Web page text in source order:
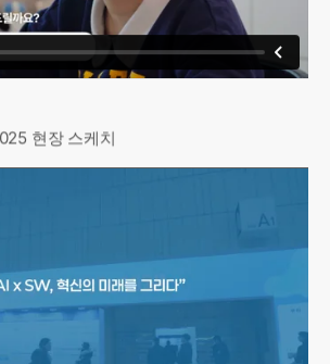
현장 스케치